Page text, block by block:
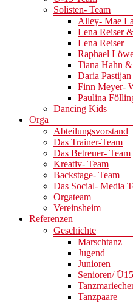
Solisten- Team
Alley- Mae
Lena Reiser
Lena Reiser
Raphael
Tiana Hahn
Daria
Finn Meyer-
Paulina
Dancing Kids
Orga
Abteilungsvorstand
Das Trainer-Team
Das Betreuer- Team
Kreativ- Team
Backstage- Team
Das Social- Media
Orgateam
Vereinsheim
Referenzen
Geschichte
Marschtanz
Jugend
Junioren
Senioren/ Ü15
Tanzpaare